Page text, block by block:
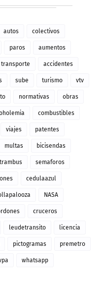
autos colectivos
paros aumentos
transporte accidentes
sube turismo vtv
normativas obras
combustibles
viajes patentes
multas bicisendas
trambus semaforos
cedulaazul
NASA
cruceros
leudetransito licencia
pictogramas premetro
whatsapp